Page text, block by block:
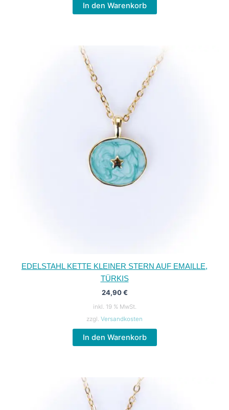
In den Warenkorb
EDELSTAHL KETTE KLEINER STERN AUF EMAILLE,
TÜRKIS
24,90€
inkl. 19 % MwSt.
zzgl. Versandkosten
In den Warenkorb